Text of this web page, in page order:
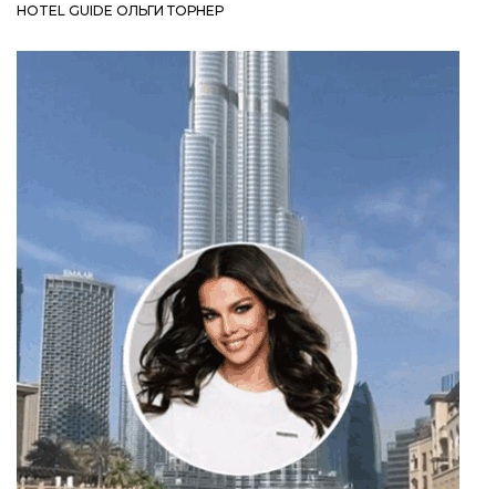
HOTEL GUIDE ОЛЬГИ ТОРНЕР